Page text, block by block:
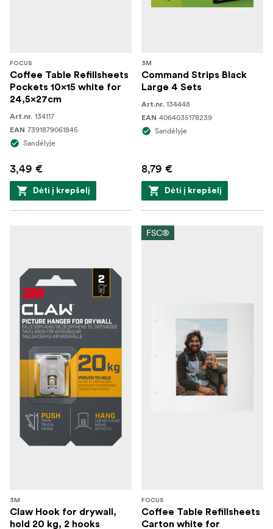
FOCUS
Coffee Table Refillsheets
Pockets 10x15 white for
24,5x27cm
Art.nr. 134117
EAN 7391879061845
Sandėlyje
3,49 €
Dėti į krepšelį
3M
Command Strips Black
Large 4 Sets
Art.nr. 134448
EAN 4064035178239
Sandėlyje
8,79 €
Dėti į krepšelį
3M
Claw Hook for drywall,
hold 20 kg, 2 hooks
FSC®
FOCUS
Coffee Table Refillsheets
Carton white for